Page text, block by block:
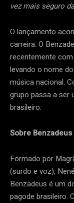
vez mais seguro
O lançamento
carreira. O
recentemente
levando o nome
música nacional.
grupo passa a ser
brasileiro.
Sobre Benzadeus
Formado por
(surdo e voz),
Benzadeus é um
pagode brasileiro.